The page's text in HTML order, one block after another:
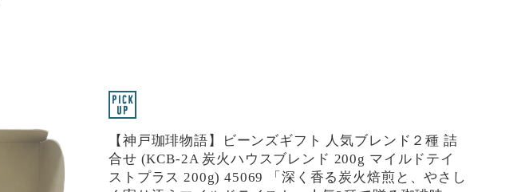
【神戸珈琲物語】ビーンズギフト 人気ブレンド２種 詰
合せ (KCB-2A 炭火ハウスブレンド 200g マイルドテイ
ストプラス 200g) 45069 「深く香る炭火焙煎と、やさし